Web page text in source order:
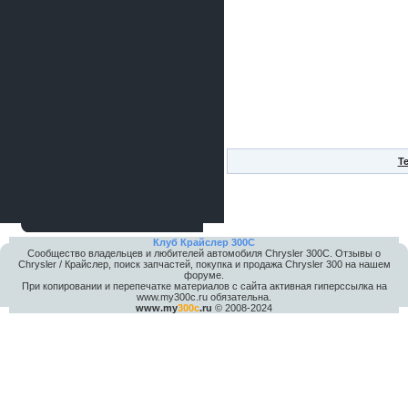
Клуб Крайслер 300C
Сообщество владельцев и любителей автомобиля Chrysler 300С. Отзывы о
Chrysler / Крайслер, поиск запчастей, покупка и продажа Chrysler 300 на нашем
форуме.
При копировании и перепечатке материалов с сайта активная гиперссылка на
www.my300c.ru обязательна.
www.my300c.ru © 2008-2024